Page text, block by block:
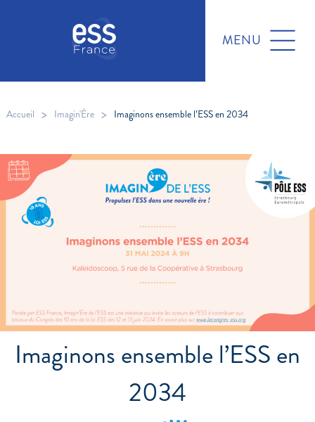
MENU
Accueil > Imagin'Ère > Imaginons ensemble l’ESS en 2034
Imaginons ensemble l’ESS en
2034